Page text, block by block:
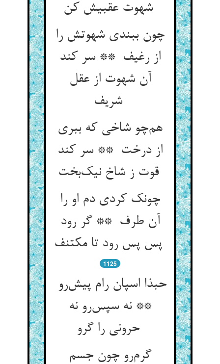
شهوت عقبیش کن
چون ببندی شهوتش را
از رغیف ** سر کند
آن شهوت از عقل
شریف
هم‌چو شاخی که ببری
از درخت ** سر کند
قوت ز شاخ نیک‌بخت
چونک کردی دم او را
آن طرف ** گر رود
1125
حبذا اسپان رام پیش‌رو
** نه سپس‌رو نه
گرم‌رو چون جسم